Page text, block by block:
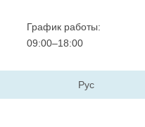
График работы:
09:00–18:00
Рус